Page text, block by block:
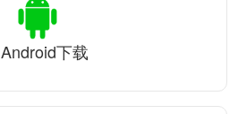
Android下载